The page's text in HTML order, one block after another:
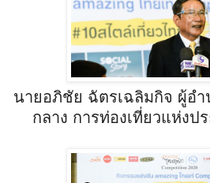
นายอภิชัย ฉัตรเฉลิมกิจ ผู้อ
กลาง การท่องเที่ยวแห่งป